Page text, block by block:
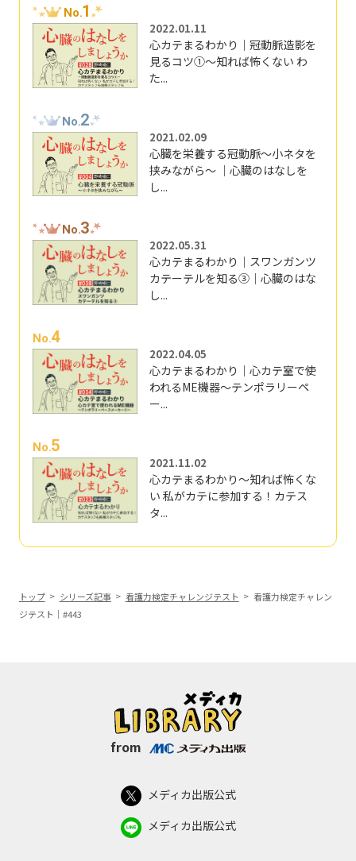
No.1
2022.01.11
心カテまるわかり｜冠動脈造影を
見るコツ①～知れば怖くない わ
た...
No.2
2021.02.09
心臓を栄養する冠動脈～小ネタを
挟みながら～ ｜心臓のはなしを
し...
No.3
2022.05.31
心カテまるわかり｜スワンガンツ
カテーテルを知る③｜心臓のはな
し...
No.4
2022.04.05
心カテまるわかり｜心カテ室で使
われるME機器～テンポラリーペ
ー...
No.5
2021.11.02
心カテまるわかり～知れば怖くな
い 私がカテに参加する！カテス
タ...
トップ シリーズ記事 看護力検定チャレンジテスト
看護力検定チャレン
ジテスト｜#443
from
メディカ出版公式
メディカ出版公式